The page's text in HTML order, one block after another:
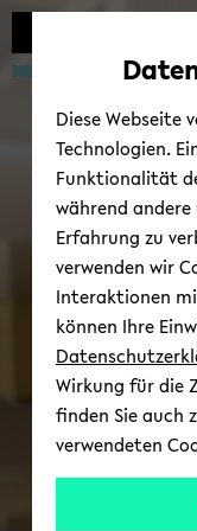
Diese Webseite
Technologien.
Funktionalität
während
Erfahrung zu
verwenden wir
Interaktionen
können Ihre
Wirkung für die
finden Sie auch
verwendeten